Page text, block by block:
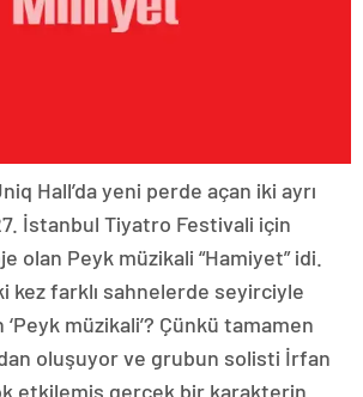
Hall’da yeni perde açan iki ayrı
İstanbul Tiyatro Festivali için
olan Peyk müzikali “Hamiyet” idi.
kez farklı sahnelerde seyirciyle
müzikali’? Çünkü tamamen
oluşuyor ve grubun solisti İrfan
etkilemiş gerçek bir karakterin